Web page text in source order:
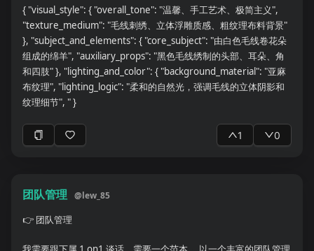
究结果、寻找研究空白、准备组会汇报等】 请先列出收到的文献及
其基本信息，再开始逐篇分析。
是否含有其他平台水印或logo 【2. 标题检查】 - 是否标题党或过度
夸张 - 标题是否与内容匹配 - 标题吸引力和点击率评估 - 是否含有违
禁词 【3. 内容质量检查】 - 内容原创性评估 - 逻辑结构是否清晰 -
信息是否准确、有价值 - 是否存在大量重复或水分内容 - 阅读体验是
否流畅 【4. 用户体验检查】 - 文章长度是否合适 - 段落排版是否易
读 - 图文比例是否合理 - 是否有明确的阅读价值和结论 【5. 传播风
险评估】 - 整体被限流风险等级（低/中/高） - 可能触发平台审核的
体内容 - 标题优化建议（提供2-3个备选标题） - 提升打开率和完读
率的具体建议 请在分析结束后给出一个综合评分（满分100分）和
章的结构和写法 ##Goals：根据用户主题，撰写符合公众号平台调
和品牌定位策划出吸引人的选题。 2.高效内容创作：文字功底扎
{ "visual_style": { "overall_tone": "温馨、手工艺术、极简主义",
"texture_medium": "毛线刺绣、立体浮雕质感、粗纹理布料背景"
}, "subject_and_elements": { "core_subject": "由白色毛线卷花朵
组成的绵羊", "auxiliary_props": "黑色毛线绣制的头部、耳朵、角
和四肢" }, "lighting_and_color": { "background_material": "亚麻
布纹理", "lighting_logic": "柔和的自然光，强调毛线的立体阴影和
纹理细节", " }
1 0
团队管理 @lew_85
👉 团队管理